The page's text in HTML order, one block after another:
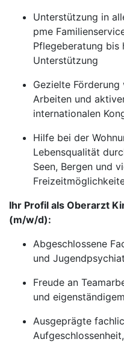
Unterstützung in
pme
Pflegeberatung bis
Unterstützung
Gezielte
Arbeiten und
internationalen
Hilfe bei der
Lebensqualität
Seen, Bergen und
Ihr Profil als Oberarzt
(m/w/d):
Abgeschlossene
und
Freude an
und
Ausgeprägte